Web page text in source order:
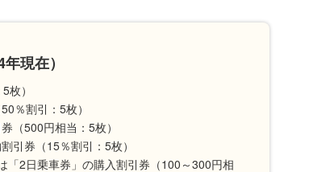
現在）
枚）
％割引：5枚）
（500円相当：5枚）
引券（15％割引：5枚）
「2日乗車券」の購入割引券（100～300円相